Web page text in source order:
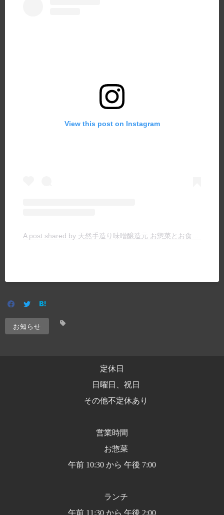
View this post on Instagram
お知らせ
定休日
日曜日、祝日
その他不定休あり
営業時間
お惣菜
午前 10:30 から 午後 7:00
ランチ
午前 11:30 から 午後 2:00